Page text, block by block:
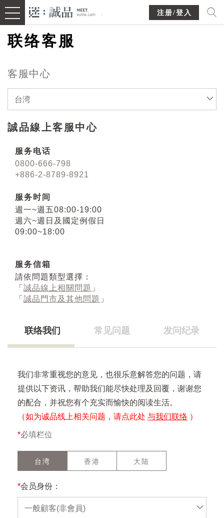
注册/登入
联络客服
客服中心
台湾
誠品線上客服中心
服务电话
0800-666-798
+886-2-8789-8921
服务时间
週一~週五08:00-19:00
週六~週日及國定例假日
09:00~18:00
服务信箱
請依問題類型選擇：
「 誠品線上相關問題 」
「 誠品門市及其他問題 」
联络我们 常见问题 发问纪录
我们非常重视您的意见，也很乐意解答您的问题，请
提供以下资讯，帮助我们能尽快处理及回覆，谢谢您
的配合，并祝您有个充实而愉快的阅读生活。
（如为诚品线上相关问题，请点此处 与我们联络 ）
*必填栏位
台湾 香港 大陆
*会员身份：
一般顧客(非會員)